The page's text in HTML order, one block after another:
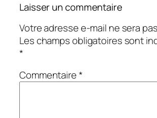
Laisser un commentaire
Votre adresse e-mail ne sera
Les champs obligatoires sont
*
Commentaire*